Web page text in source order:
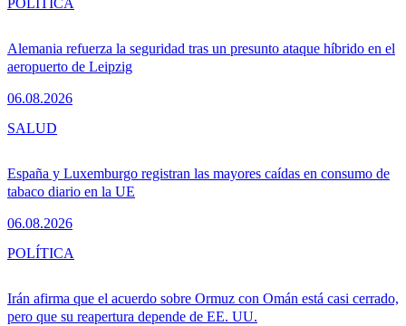
Alemania refuerza la seguridad tras un presunto ataque híbrido en el
aeropuerto de Leipzig
06.08.2026
POLÍTICA
España y Luxemburgo registran las mayores caídas en consumo de
tabaco diario en la UE
06.08.2026
SALUD
Irán afirma que el acuerdo sobre Ormuz con Omán está casi cerrado,
pero que su reapertura depende de EE. UU.
POLÍTICA